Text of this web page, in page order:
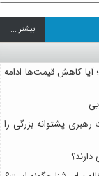
بيشتر ...
سکه و دلار امروز پنجشنبه ۱۵ مرداد؛ آیا کاهش قیمت‌ها ادامه
پشتوانه بزرگی را